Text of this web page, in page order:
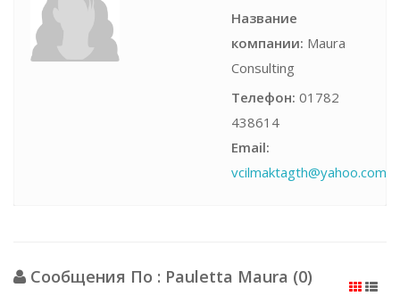
Название
компании: Maura
Consulting
Телефон: 01782
438614
Email:
vcilmaktagth@yahoo.com
Сообщения По : Pauletta Maura (0)